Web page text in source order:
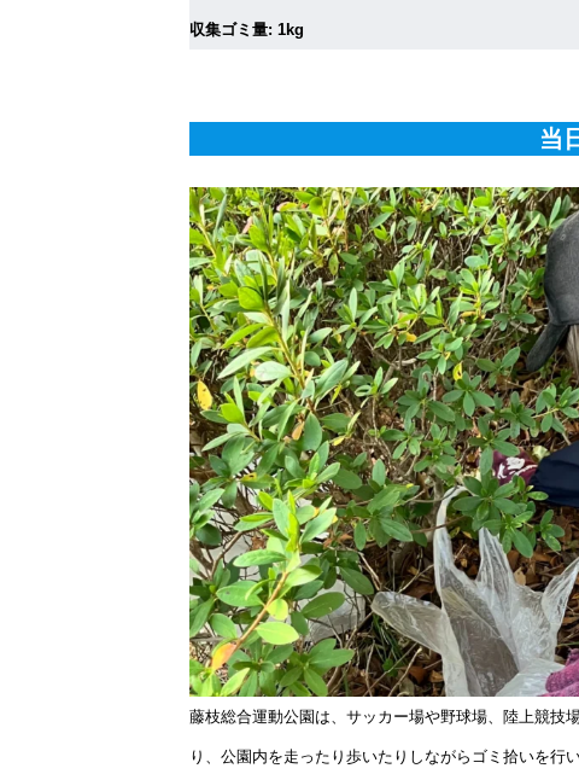
収集ゴミ量: 1kg
当
藤枝総合運動公園は、サッカー場や野球場、陸上競技
り、公園内を走ったり歩いたりしながらゴミ拾いを行い